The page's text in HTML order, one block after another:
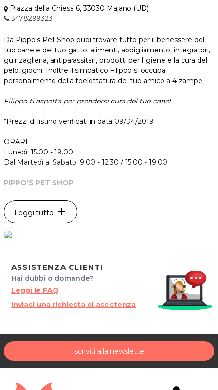
Piazza della Chiesa 6, 33030 Majano (UD)
3478299323
Da Pippo's Pet Shop puoi trovare tutto per il benessere del
tuo cane e del tuo gatto: alimenti, abbigliamento, integratori,
guinzaglieria, antiparassitari, prodotti per l'igiene e la cura del
pelo, giochi. Inoltre il simpatico Filippo si occupa
personalmente della toelettatura del tuo amico a 4 zampe.
Filippo ti aspetta per prendersi cura del tuo cane!
*Prezzi di listino verificati in data 09/04/2019
ORARI
Lunedì: 15.00 - 19.00
Dal Martedì al Sabato: 9.00 - 12.30 / 15.00 - 19.00
PIPPO'S PET SHOP
33030 Maiano
Tel. 3478299323
P.IVA 02933830305
Leggi tutto add
ASSISTENZA CLIENTI
Hai dubbi o domande?
Leggi le FAQ
Inviaci una richiesta di assistenza
Iscriviti alla newsletter